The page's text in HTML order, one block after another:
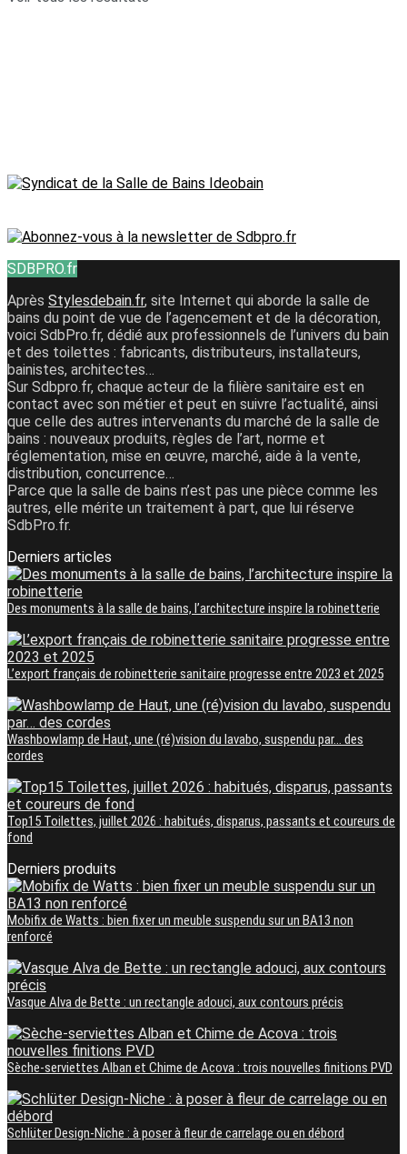
SDBPRO.fr
Après Stylesdebain.fr, site Internet qui aborde la salle de
bains du point de vue de l’agencement et de la décoration,
voici SdbPro.fr, dédié aux professionnels de l’univers du bain
et des toilettes : fabricants, distributeurs, installateurs,
bainistes, architectes…
Sur Sdbpro.fr, chaque acteur de la filière sanitaire est en
contact avec son métier et peut en suivre l’actualité, ainsi
que celle des autres intervenants du marché de la salle de
bains : nouveaux produits, règles de l’art, norme et
réglementation, mise en œuvre, marché, aide à la vente,
distribution, concurrence…
Parce que la salle de bains n’est pas une pièce comme les
autres, elle mérite un traitement à part, que lui réserve
SdbPro.fr.
Derniers articles
Des monuments à la salle de bains, l’architecture inspire la robinetterie
L’export français de robinetterie sanitaire progresse entre 2023 et 2025
Washbowlamp de Haut, une (ré)vision du lavabo, suspendu par… des
cordes
Top15 Toilettes, juillet 2026 : habitués, disparus, passants et coureurs de
fond
Derniers produits
Mobifix de Watts : bien fixer un meuble suspendu sur un BA13 non
renforcé
Vasque Alva de Bette : un rectangle adouci, aux contours précis
Sèche-serviettes Alban et Chime de Acova : trois nouvelles finitions PVD
Schlüter Design-Niche : à poser à fleur de carrelage ou en débord